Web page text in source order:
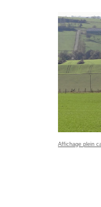
Affichage plein